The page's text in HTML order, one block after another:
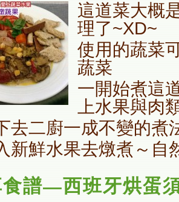
這道菜大概
理了~XD~
使用的蔬菜
蔬菜
一開始煮這
上水果與肉
去二廚一成不變的煮
新鮮水果去燉煮～自
譜—西班牙烘蛋